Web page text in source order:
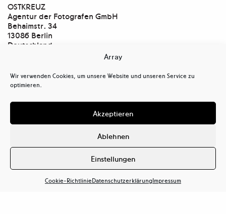
Array
Wir verwenden Cookies, um unsere Website und unseren Service zu
optimieren.
Akzeptieren
Ablehnen
Einstellungen
Cookie-RichtlinieDatenschutzerklärungImpressum
OSTKREUZ
Agentur der Fotografen GmbH
Behaimstr. 34
13086 Berlin
Deutschland
tel+ 49(0)30.47 37 39 39
mail@ostkreuz.de
Mein Konto
Warenkorb
Datenschutzerklärung (EU)
Haftungsausschluss
Impressum